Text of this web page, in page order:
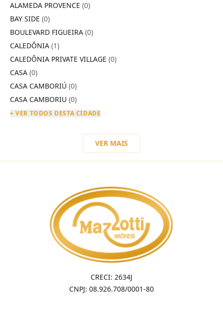
ALAMEDA PROVENCE (0)
BAY SIDE (0)
BOULEVARD FIGUEIRA (0)
CALEDÔNIA (1)
CALEDÔNIA PRIVATE VILLAGE (0)
CASA (0)
CASA CAMBORIÚ (0)
CASA CAMBORIU (0)
+ VER TODOS DESTA CIDADE
VER MAIS
CRECI: 2634J
CNPJ: 08.926.708/0001-80